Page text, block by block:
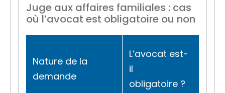
Juge aux affaires familiales : cas
où l’avocat est obligatoire ou non
Nature de la
demande
L’avocat est-
il
obligatoire ?